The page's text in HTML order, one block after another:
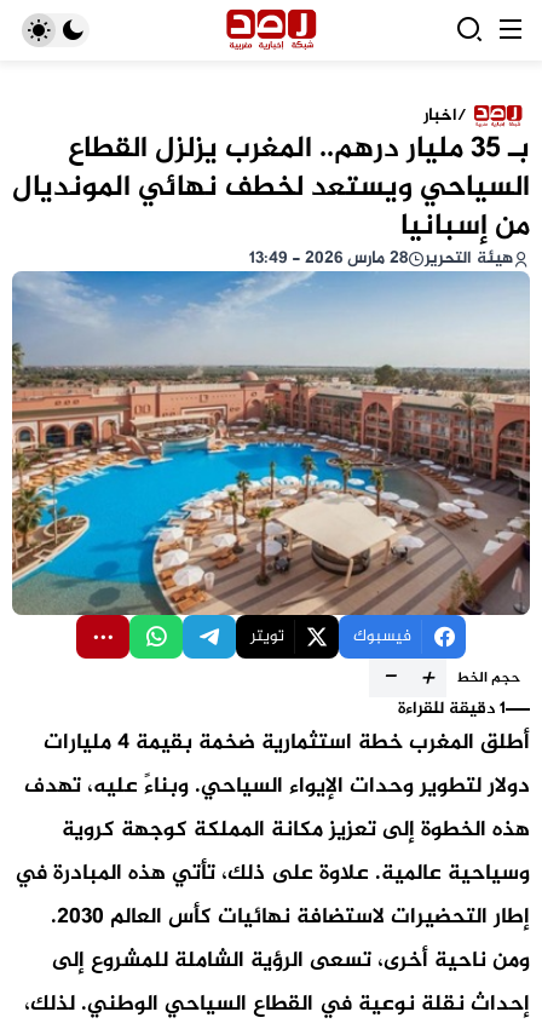
/اخبار
بـ 35 مليار درهم.. المغرب يزلزل القطاع
السياحي ويستعد لخطف نهائي المونديال
من إسبانيا
هيئة التحرير 28 مارس 2026 - 13:49
فيسبوك تويتر
حجم الخط +
-
1 دقيقة للقراءة
أطلق المغرب خطة استثمارية ضخمة بقيمة 4 مليارات
دولار لتطوير وحدات الإيواء السياحي. وبناءً عليه، تهدف
هذه الخطوة إلى تعزيز مكانة المملكة كوجهة كروية
وسياحية عالمية. علاوة على ذلك، تأتي هذه المبادرة في
إطار التحضيرات لاستضافة نهائيات كأس العالم 2030.
ومن ناحية أخرى، تسعى الرؤية الشاملة للمشروع إلى
إحداث نقلة نوعية في القطاع السياحي الوطني. لذلك،